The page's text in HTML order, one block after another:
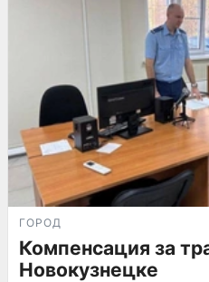
ГОРОД
Компенсация за
Новокузнецке